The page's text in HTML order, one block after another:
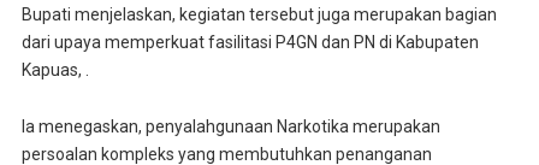
Bupati menjelaskan, kegiatan tersebut juga merupakan bagian
dari upaya memperkuat fasilitasi P4GN dan PN di Kabupaten
Kapuas, .
Ia menegaskan, penyalahgunaan Narkotika merupakan
persoalan kompleks yang membutuhkan penanganan